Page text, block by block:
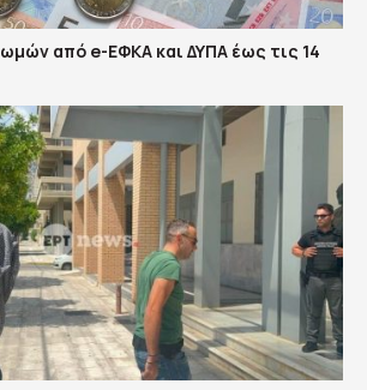
από e-ΕΦΚΑ και ΔΥΠΑ έως τις 14